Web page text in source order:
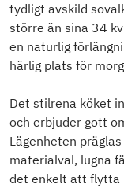
tydligt avskild
större än sina 34
en naturlig
härlig plats för
Det stilrena köket
och erbjuder gott
Lägenheten
materialval, lugna
det enkelt att flytta